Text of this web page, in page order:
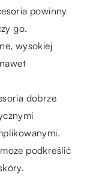
powinny
go.
wysokiej
dobrze
podkreślić